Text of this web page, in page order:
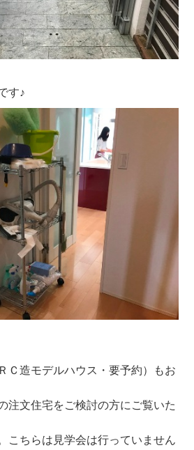
す♪
ＲＣ造モデルハウス・要予約）もお
注文住宅をご検討の方にご覧いた
こちらは見学会は行っていません